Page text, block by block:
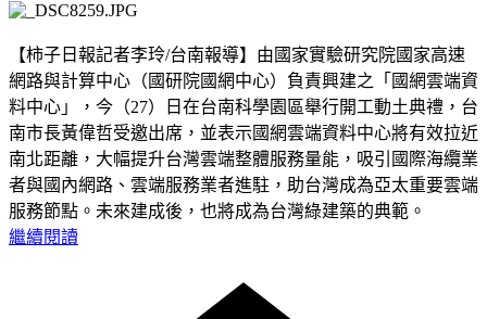
【柿子日報記者李玲/台南報導】由國家實驗研究院國家高速
網路與計算中心（國研院國網中心）負責興建之「國網雲端資
料中心」，今（27）日在台南科學園區舉行開工動土典禮，台
南市長黃偉哲受邀出席，並表示國網雲端資料中心將有效拉近
南北距離，大幅提升台灣雲端整體服務量能，吸引國際海纜業
者與國內網路、雲端服務業者進駐，助台灣成為亞太重要雲端
服務節點。未來建成後，也將成為台灣綠建築的典範。
繼續閱讀